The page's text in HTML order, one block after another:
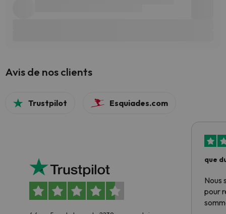
Avis de nos clients
Trustpilot Esquiades.com
que
Nous
pour